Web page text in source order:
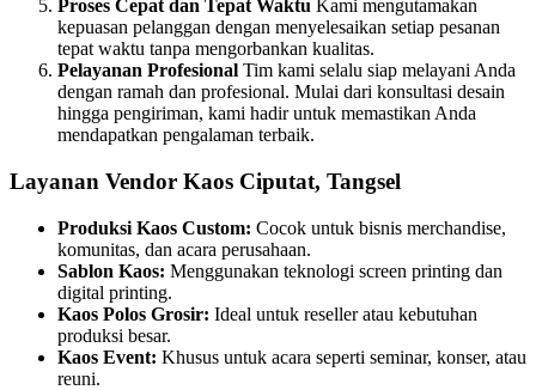
Proses Cepat dan Tepat Waktu Kami mengutamakan
kepuasan pelanggan dengan menyelesaikan setiap pesanan
tepat waktu tanpa mengorbankan kualitas.
Pelayanan Profesional Tim kami selalu siap melayani Anda
dengan ramah dan profesional. Mulai dari konsultasi desain
hingga pengiriman, kami hadir untuk memastikan Anda
mendapatkan pengalaman terbaik.
Layanan Vendor Kaos Ciputat, Tangsel
Produksi Kaos Custom: Cocok untuk bisnis merchandise,
komunitas, dan acara perusahaan.
Sablon Kaos: Menggunakan teknologi screen printing dan
digital printing.
Kaos Polos Grosir: Ideal untuk reseller atau kebutuhan
produksi besar.
Kaos Event: Khusus untuk acara seperti seminar, konser, atau
reuni.